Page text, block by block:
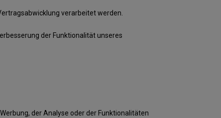
verarbeitet werden.
der Funktionalität unseres
der Analyse oder der Funktionalitäten